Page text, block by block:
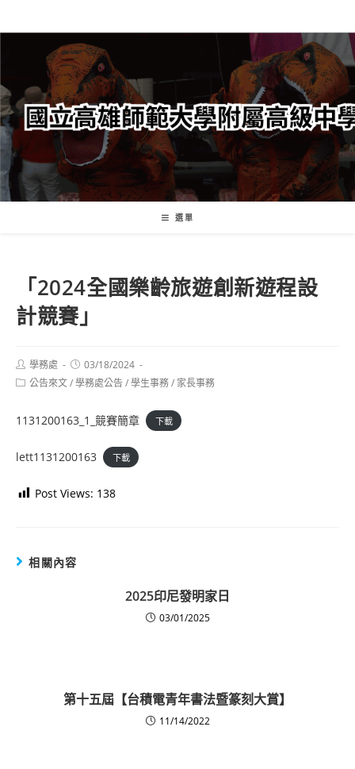
轉
要
內
容
選單
「2024全國樂齡旅遊創新遊程設
計競賽」
Post
author:
學務處
Post
published:
03/18/2024
Post公告來文/學務處公告/學生事務/ 家長事務
1131200163_1_競賽簡章 下載
lett1131200163 下載
Post Views: 138
相關內容
2025印尼發明家日
03/01/2025
第十五屆【台積電青年書法暨篆刻大賞】
11/14/2022